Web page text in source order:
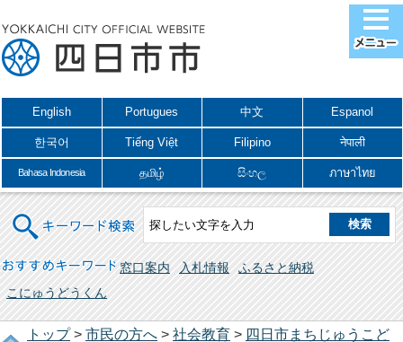
English Portugues 中文 Espanol
한국어 Tiếng Việt Filipino नेपाली
Bahasa Indonesia தமிழ் සිංහල ภาษาไทย
キーワード検索
おすすめキーワード 窓口案内 入札情報
ふるさと納税
こにゅうどうくん
トップ> 市民の方へ > 社会教育 > 四日市まちじゅうこど